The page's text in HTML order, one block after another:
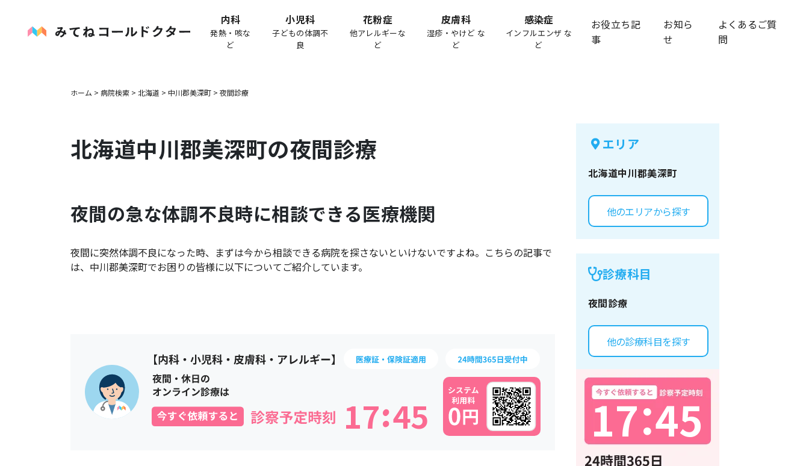
内科
発熱・咳な
ど
小児科
子どもの体調不
良
花粉症
他アレルギーな
ど
皮膚科
湿疹・やけど な
ど
感染症
インフルエンザ な
ど
お役立ち記
事
お知ら
せ
よくあるご質
問
ホーム > 病院検索 > 北海道 > 中川郡美深町 > 夜間診療
北海道中川郡美深町の夜間診療
夜間の急な体調不良時に相談できる医療機関
夜間に突然体調不良になった時、まずは今から相談できる病院を探さないといけないですよね。こちらの記事で
は、 中川郡美深町でお困りの皆様に以下についてご紹介しています。
17 45
:
エリア
北海道中川郡美深町
他のエリアから探す
診療科目
夜間診療
他の診療科目を探す
17：
45